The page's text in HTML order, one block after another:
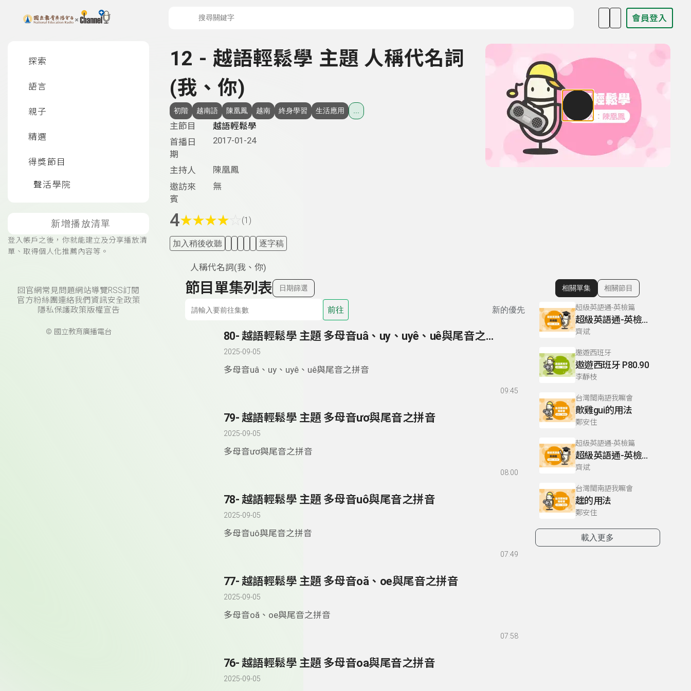
上方功能區塊 會員登入
探索
語言
親子
精選
得獎節目
聲活學院
新增播放清單
登入帳戶之後，你就能建立及分享播放清
單、取得個人化推薦內容等。
回官網常見問題網站導覽RSS訂閱
官方粉絲團連絡我們 資訊安全政策
隱私保護政策版權宣告
© 國立教育廣播電台
12 - 越語輕鬆學 主題 人稱代名詞
(我、你)
初階 越南語 陳凰鳳 越南 終身學習 生活應用
主節目
越語輕鬆學
首播日
期
2017-01-24
主持人
陳凰鳳
邀訪來
賓
無
4★★★★ (1)
加入稍後收聽 逐字稿
人稱代名詞(我、你)
節目單集列表 日期篩選
前往 新的優先
80- 越語輕鬆學 主題 多母音uâ、uy、uyê、uê與尾音之拼音
2025-09-05
多母音uâ、uy、uyê、uê與尾音之拼音
09:45
79- 越語輕鬆學 主題 多母音ươ與尾音之拼音
2025-09-05
多母音ươ與尾音之拼音
08:00
78- 越語輕鬆學 主題 多母音uô與尾音之拼音
2025-09-05
多母音uô與尾音之拼音
07:49
77- 越語輕鬆學 主題 多母音oă、oe與尾音之拼音
2025-09-05
多母音oă、oe與尾音之拼音
07:58
76- 越語輕鬆學 主題 多母音oa與尾音之拼音
2025-09-05
顯示相關單集
相關單集 相關節目
超級英語通-英檢篇
超級英語通-英檢篇 083 Cloze Test/段落填空-13
齊斌
遨遊西班牙
遨遊西班牙 P80.90
李靜枝
台灣閩南語我嘛會
歕雞gui的用法
鄭安住
超級英語通-英檢篇
超級英語通-英檢篇 035 Weekend Trip- 週末旅遊
齊斌
台灣閩南語我嘛會
趖的用法
鄭安住
載入更多